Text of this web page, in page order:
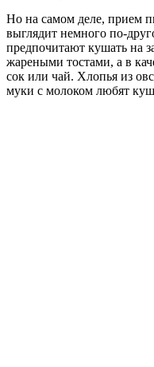
Но на самом деле, прием
выглядит немного по-
предпочитают кушать на
жареными тостами, а в
сок или чай. Хлопья из
муки с молоком любят